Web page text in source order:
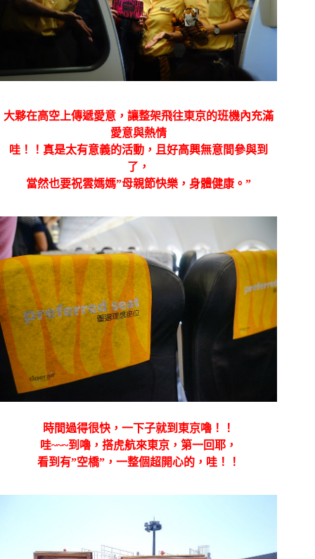
大夥在高空上傳遞愛意，讓整架飛往東京的班機內充滿
愛意與熱情
哇！！真是太有意義的活動，且好高興無意間參與到
了，
當然也要祝雲媽媽”母親節快樂，身體健康。”
時間過得很快，一下子就到東京嚕！！
哇~~~到嚕，搭虎航來東京，第一回耶，
看到有”空橋”，一整個超開心的，哇！！